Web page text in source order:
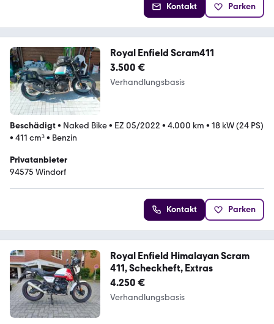
Kontakt Parken
Royal Enfield Scram411
3.500 €
Verhandlungsbasis
Beschädigt• Naked Bike• EZ 05/2022 • 4.000 km • 18 kW (24 PS)
• 411 cm³• Benzin
Privatanbieter
94575 Windorf
Kontakt Parken
Royal Enfield Himalayan Scram
411, Scheckheft, Extras
4.250 €
Verhandlungsbasis